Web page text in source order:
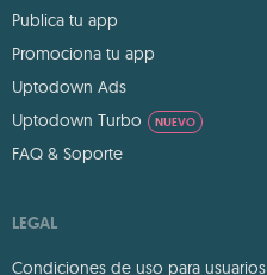
Publica tu app
Promociona tu app
Uptodown Ads
Uptodown Turbo
NUEVO
FAQ & Soporte
LEGAL
Condiciones de uso para usuarios